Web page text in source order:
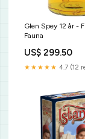
Glen Spey 12 år -
Fauna
US$ 299.50
★★★★★ 4.7 (12